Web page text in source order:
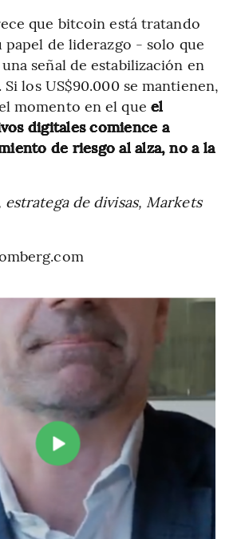
que bitcoin está tratando
de liderazgo - solo que
señal de estabilización en
los US$90.000 se mantienen,
momento en el que el
digitales comience a
de riesgo al alza, no a la
estratega de divisas, Markets